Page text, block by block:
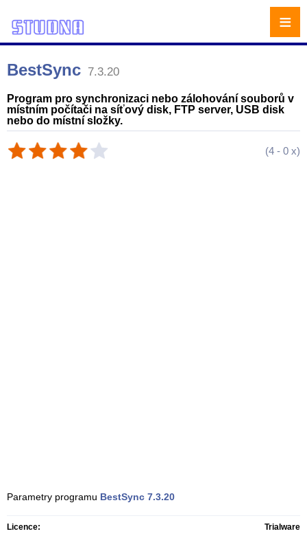
BestSync 7.3.20
Program pro synchronizaci nebo zálohování souborů v
místním počítači na síťový disk, FTP server, USB disk
nebo do místní složky.
(4 - 0 x)
Parametry programu BestSync 7.3.20
Licence: Trialware
≡